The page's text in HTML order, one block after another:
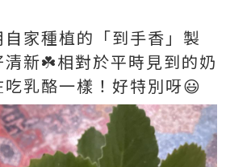
家種植的「到手香」製
清新☘️相對於平時見到的奶
乳酪一樣！好特別呀😃